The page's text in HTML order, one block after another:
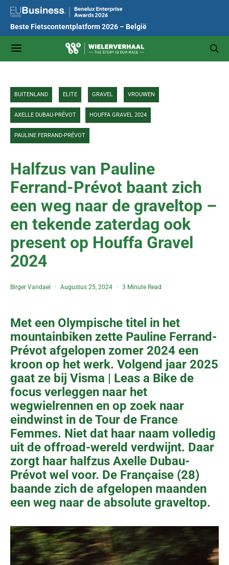
Beste Fietscontentplatform 2026 – België
BUITENLAND ELITE GRAVEL VROUWEN
AXELLE DUBAU-PRÉVOT HOUFFA GRAVEL 2024
PAULINE FERRAND-PRÉVOT
Halfzus van Pauline
Ferrand-Prévot baant zich
een weg naar de graveltop –
en tekende zaterdag ook
present op Houffa Gravel
2024
Birger Vandael Augustus 25, 2024 3 Minute Read
Met een Olympische titel in het
mountainbiken zette Pauline Ferrand-
Prévot afgelopen zomer 2024 een
kroon op het werk. Volgend jaar 2025
gaat ze bij Visma | Leas a Bike de
focus verleggen naar het
wegwielrennen en op zoek naar
eindwinst in de Tour de France
Femmes. Niet dat haar naam volledig
uit de offroad-wereld verdwijnt. Daar
zorgt haar halfzus Axelle Dubau-
Prévot wel voor. De Française (28)
baande zich de afgelopen maanden
een weg naar de absolute graveltop.